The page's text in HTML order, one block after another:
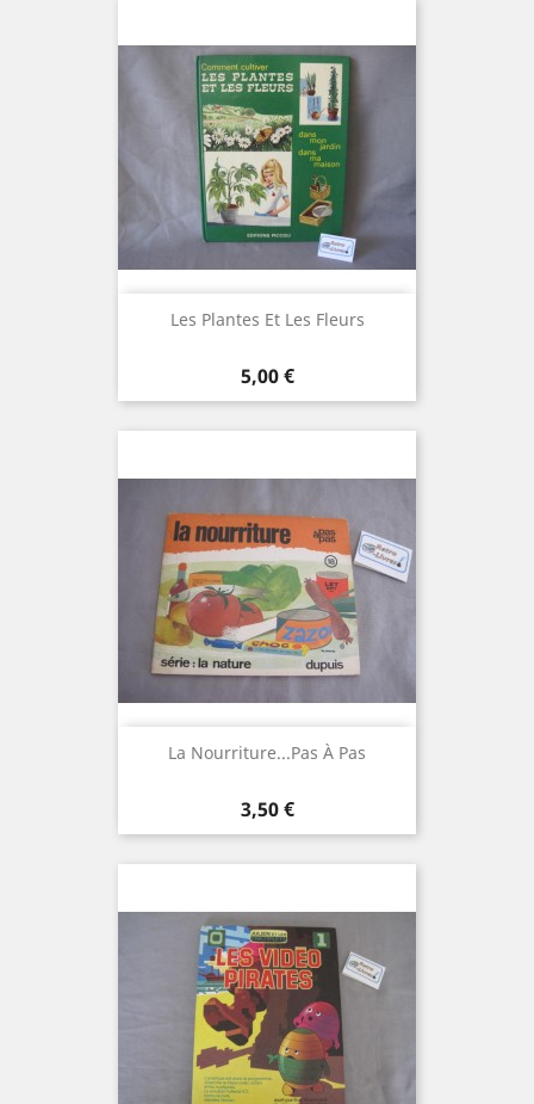
Les Plantes Et Les Fleurs
Prix
5,00 €
La Nourriture...pas À Pas
Prix
3,50 €